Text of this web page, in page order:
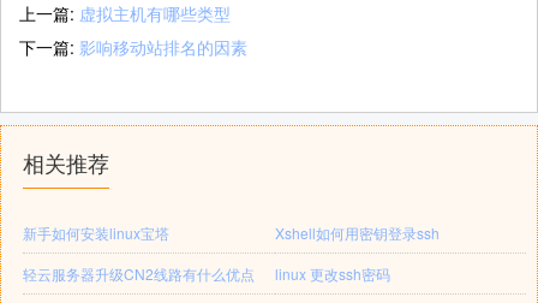
上一篇: 虚拟主机有哪些类型
下一篇: 影响移动站排名的因素
相关推荐
新手如何安装linux宝塔
Xshell如何用密钥登录ssh
轻云服务器升级CN2线路有什么优点
linux 更改ssh密码